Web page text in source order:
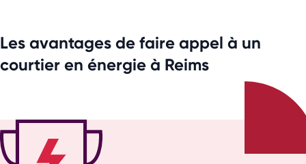
Les avantages de faire appel à un
courtier en énergie à Reims